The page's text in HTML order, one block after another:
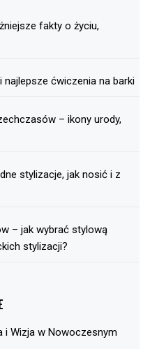
fakty o życiu,
najlepsze ćwiczenia na barki
– ikony urody,
stylizacje, jak nosić i z
– jak wybrać stylową
stylizacji?
i Wizja w Nowoczesnym